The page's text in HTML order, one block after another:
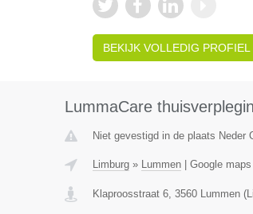
BEKIJK VOLLEDIG PROFIEL
LummaCare
Niet gevestigd in de plaats Neder
Limburg» Lummen| Google maps
Klaproosstraat 6, 3560 Lummen(